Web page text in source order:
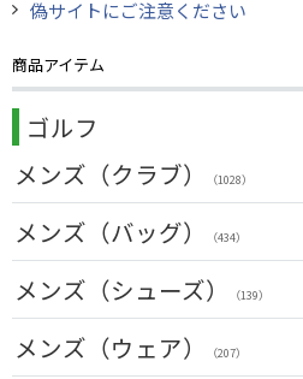
偽サイトにご注意ください
商品アイテム
ゴルフ
メンズ（クラブ）
（1028）
クラブセット(右用)
ドライバー(右用)
フェアウェイウッド(右用)
ユーティリティー(右用)
メンズ（バッグ） （434）
キャディバッグ（212）
ボストンバッグ
トートバッグ
メンズ（シューズ） （139）
メンズ（ウェア） （207）